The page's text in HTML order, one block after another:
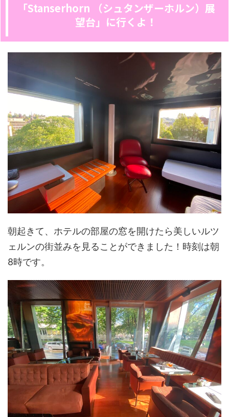
「Stanserhorn （シュタンザーホルン）展
望台」に行くよ！
朝起きて、ホテルの部屋の窓を開けたら美しいルツ
ェルンの街並みを見ることができました！時刻は朝
8時です。